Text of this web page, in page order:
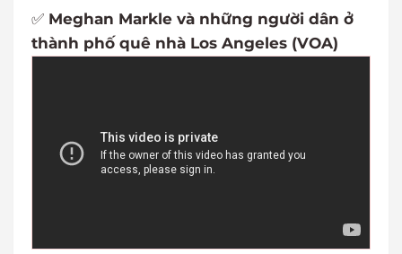
✅ Meghan Markle và những người dân ở
thành phố quê nhà Los Angeles (VOA)